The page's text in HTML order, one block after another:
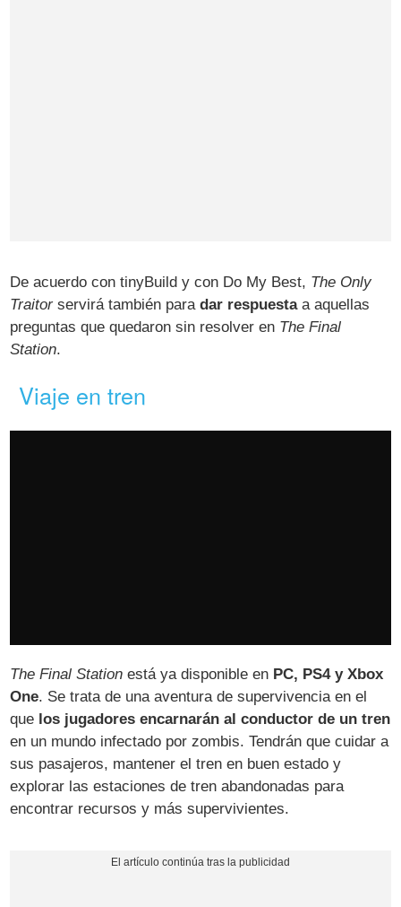
De acuerdo con tinyBuild y con Do My Best, The Only
Traitorservirá también paradar respuestaa aquellas
preguntas que quedaron sin resolver en The Final
Station.
Viaje en tren
The Final Station está ya disponible en PC, PS4 y Xbox
One. Se trata de una aventura de supervivencia en el
que los jugadores encarnarán al conductor de un tren
en un mundo infectado por zombis. Tendrán que cuidar a
sus pasajeros, mantener el tren en buen estado y
explorar las estaciones de tren abandonadas para
encontrar recursos y más supervivientes.